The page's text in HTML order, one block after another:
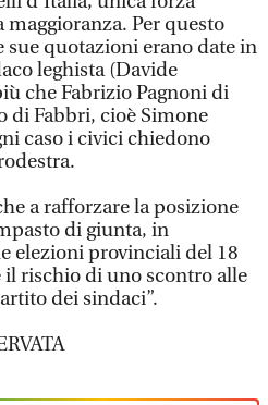
Per questo
quotazioni erano date in
leghista (Davide
che Fabrizio Pagnoni di
di Fabbri, cioè Simone
caso i civici chiedono
a rafforzare la posizione
di giunta, in
elezioni provinciali del 18
rischio di uno scontro alle
dei sindaci”.